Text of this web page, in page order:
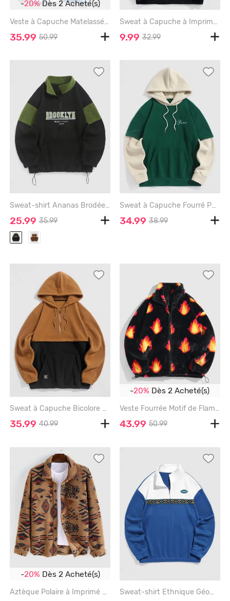
-20%Dès 2 Acheté(s)
Veste à Capuche Matelassé Ours Dessin Animé Brodé en Blocs de Couleurs - WHITE - XXL
35.99 50.99
Sweat à Capuche à Imprimé Chien Animal de Dessin Animé Streetwear - BLACK - L
9.99 32.99
Sweat-shirt Ananas Brodée en Blocs de Couleurs à 1 / 4 Zip Legging - BLACK - M
25.99 35.99
Sweat à Capuche Fourré Paris Brodé en Deux Couleurs en Laine - GREEN - XL
34.99 38.99
Sweat à Capuche Bicolore à Demi-Zip en Polaire - COFFEE - L
35.99 40.99
-20% Dès 2 Acheté(s)
Veste Fourrée Motif de Flamme en Fausse Fourrure - BLACK - S
43.99 50.99
-20% Dès 2 Acheté(s)
Aztèque Polaire à Imprimé Géométrique Style Ethnique - COFFEE - M Sweat-shirt Ethnique Géométrique Imprimé en Blocs de Couleurs à 1 / 4 Zip - BLUE - XL